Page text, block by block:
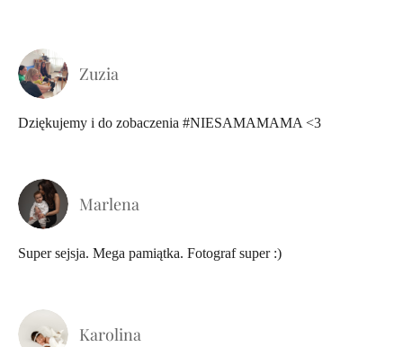
Zuzia
Dziękujemy i do zobaczenia #NIESAMAMAMA <3
Marlena
Super sejsja. Mega pamiątka. Fotograf super :)
Karolina